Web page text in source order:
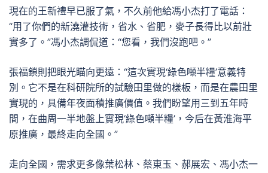
現在的王新禮早已服了氣，不久前他給馮小杰打了電話：
“用了你們的新澆灌技術，省水、省肥，麥子長得比以前壯
實多了。”馮小杰調侃道：“您看，我們沒跑吧。”
張福鎖則把眼光瞄向更遠：“這次實現‘綠色噸半糧’意義特
別。它不是在科研院所的試驗田里做的樣板，而是在農田里
實現的，具備年夜面積推廣價值。我們盼望用三到五年時
間，在曲周一半地盤上實現‘綠色噸半糧’，今后在黃淮海平
原推廣，最終走向全國。”
走向全國，需求更多像葉松林、蔡東玉、郝展宏、馮小杰一